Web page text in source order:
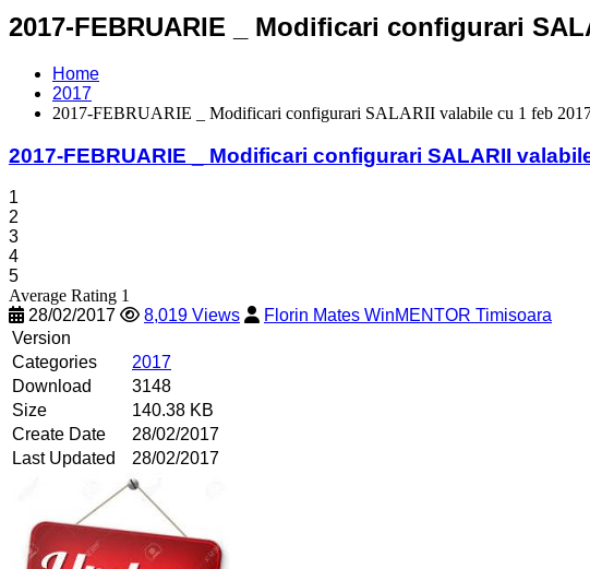
2017-FEBRUARIE _ Modificari configurari
Home
2017
2017-FEBRUARIE _ Modificari configurari SALARII valabile cu 1 feb
2017-FEBRUARIE _ Modificari configurari SALARII
1
2
3
4
5
Average Rating 1
28/02/2017
8,019 Views
Florin Mates WinMENTOR Timisoara
Version
Categories
2017
Download
3148
Size
140.38 KB
Create Date
28/02/2017
Last Updated
28/02/2017